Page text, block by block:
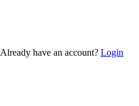
Already have an account? Login